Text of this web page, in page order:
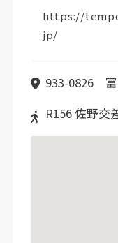
https://
jp/
933-0826 富
R156 佐野交